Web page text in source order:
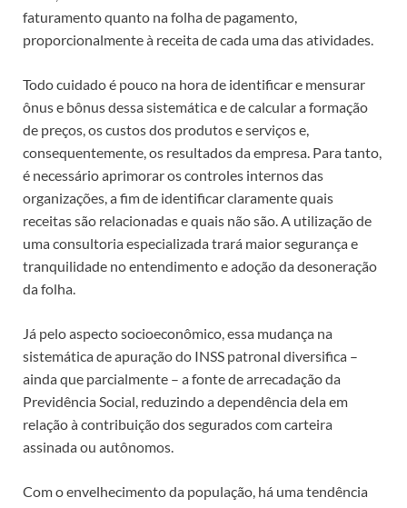
faturamento quanto na folha de pagamento,
proporcionalmente à receita de cada uma das atividades.
Todo cuidado é pouco na hora de identificar e mensurar
ônus e bônus dessa sistemática e de calcular a formação
de preços, os custos dos produtos e serviços e,
consequentemente, os resultados da empresa. Para tanto,
é necessário aprimorar os controles internos das
organizações, a fim de identificar claramente quais
receitas são relacionadas e quais não são. A utilização de
uma consultoria especializada trará maior segurança e
tranquilidade no entendimento e adoção da desoneração
da folha.
Já pelo aspecto socioeconômico, essa mudança na
sistemática de apuração do INSS patronal diversifica –
ainda que parcialmente – a fonte de arrecadação da
Previdência Social, reduzindo a dependência dela em
relação à contribuição dos segurados com carteira
assinada ou autônomos.
Com o envelhecimento da população, há uma tendência